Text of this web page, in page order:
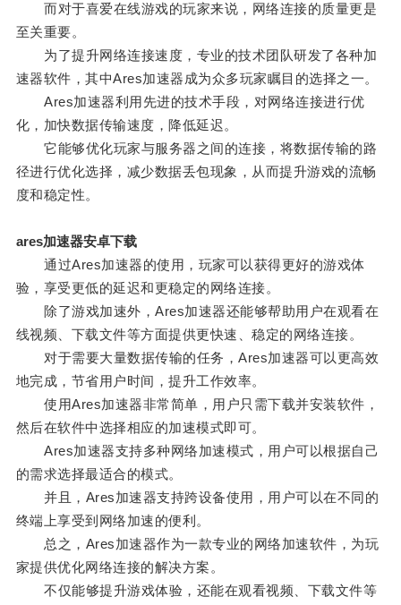
而对于喜爱在线游戏的玩家来说，网络连接的质量更是
至关重要。
为了提升网络连接速度，专业的技术团队研发了各种加
速器软件，其中Ares加速器成为众多玩家瞩目的选择之一。
Ares加速器利用先进的技术手段，对网络连接进行优
化，加快数据传输速度，降低延迟。
它能够优化玩家与服务器之间的连接，将数据传输的路
径进行优化选择，减少数据丢包现象，从而提升游戏的流畅
度和稳定性。
ares加速器安卓下载
通过Ares加速器的使用，玩家可以获得更好的游戏体
验，享受更低的延迟和更稳定的网络连接。
除了游戏加速外，Ares加速器还能够帮助用户在观看在
线视频、下载文件等方面提供更快速、稳定的网络连接。
对于需要大量数据传输的任务，Ares加速器可以更高效
地完成，节省用户时间，提升工作效率。
使用Ares加速器非常简单，用户只需下载并安装软件，
然后在软件中选择相应的加速模式即可。
Ares加速器支持多种网络加速模式，用户可以根据自己
的需求选择最适合的模式。
并且，Ares加速器支持跨设备使用，用户可以在不同的
终端上享受到网络加速的便利。
总之，Ares加速器作为一款专业的网络加速软件，为玩
家提供优化网络连接的解决方案。
不仅能够提升游戏体验，还能在观看视频、下载文件等